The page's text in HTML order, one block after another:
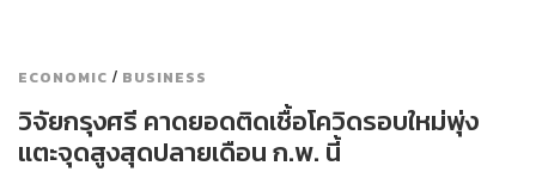
ECONOMIC / BUSINESS
วิจัยกรุงศรี คาดยอดติดเชื้อโควิดรอบใหม่พุ่ง
แตะจุดสูงสุดปลายเดือน ก.พ. นี้